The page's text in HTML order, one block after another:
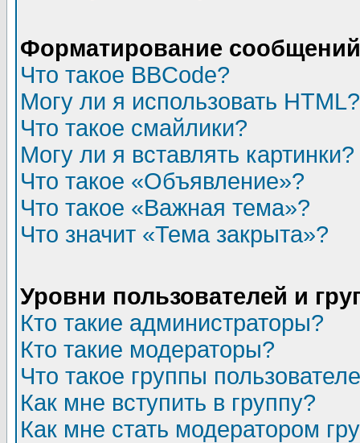
Форматирование
Что такое BBCode?
Могу ли я использовать HTML?
Что такое смайлики?
Могу ли я вставлять картинки?
Что такое «Объявление»?
Что такое «Важная тема»?
Что значит «Тема закрыта»?
Уровни пользователей и
Кто такие администраторы?
Кто такие модераторы?
Что такое группы
Как мне вступить в группу?
Как мне стать модератором